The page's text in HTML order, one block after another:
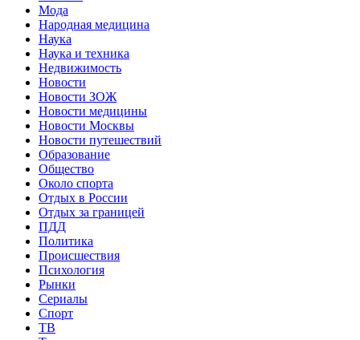
Мода
Народная медицина
Наука
Наука и техника
Недвижимость
Новости
Новости ЗОЖ
Новости медицины
Новости Москвы
Новости путешествий
Образование
Общество
Около спорта
Отдых в России
Отдых за границей
ПДД
Политика
Происшествия
Психология
Рынки
Сериалы
Спорт
ТВ